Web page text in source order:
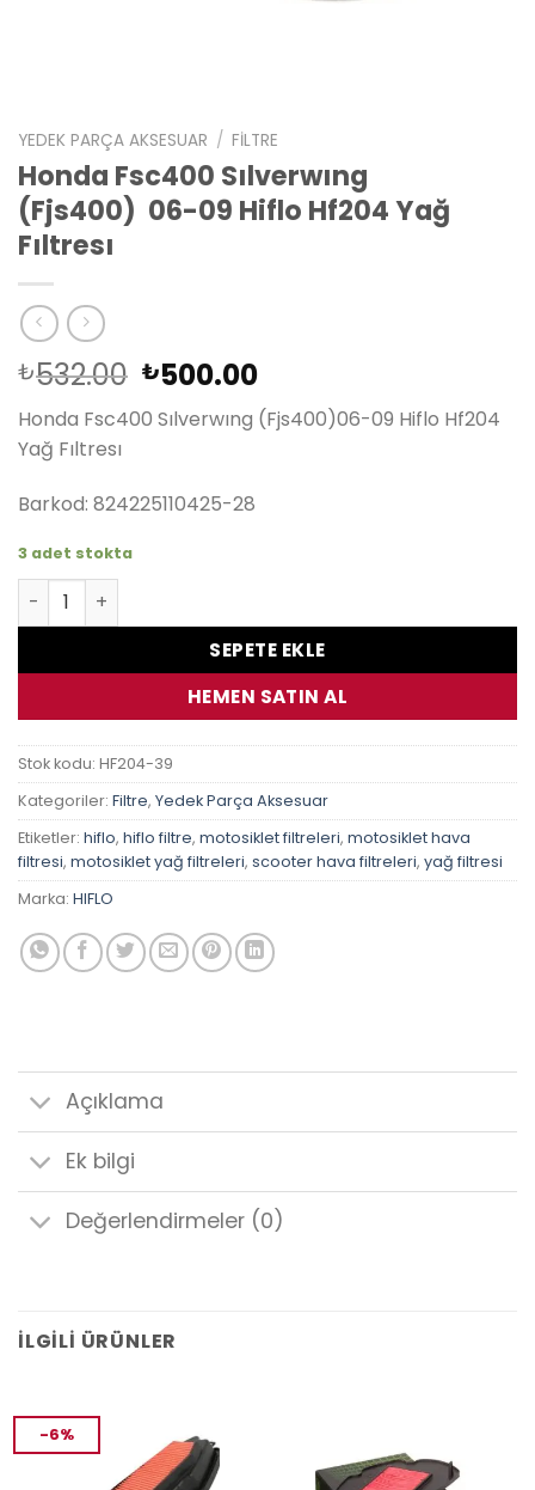
YEDEK PARÇA AKSESUAR / FILTRE
Honda Fsc400 Sılverwıng
(Fjs400) 06-09 Hiflo Hf204 Yağ
Fıltresı
₺532.00 Orijinal
fiyat:
₺532.00.
₺500.00Şu
andaki
fiyat:
Honda Fsc400 Sılverwıng (Fjs400)06-09 Hiflo Hf204
Yağ Fıltresı
Barkod: 824225110425-28
3 adet stokta
Honda Fsc400 Sılverwıng (Fjs400) 06-09 Hiflo Hf204
SEPETE EKLE
HEMEN SATIN AL
Stok kodu: HF204-39
Kategoriler: Filtre, Yedek Parça Aksesuar
Etiketler: hiflo, hiflo filtre, motosiklet filtreleri, motosiklet hava
filtresi, motosiklet yağ filtreleri, scooter hava filtreleri, yağ filtresi
Marka: HIFLO
Açıklama
Ek bilgi
Değerlendirmeler (0)
İLGILI ÜRÜNLER
-6%